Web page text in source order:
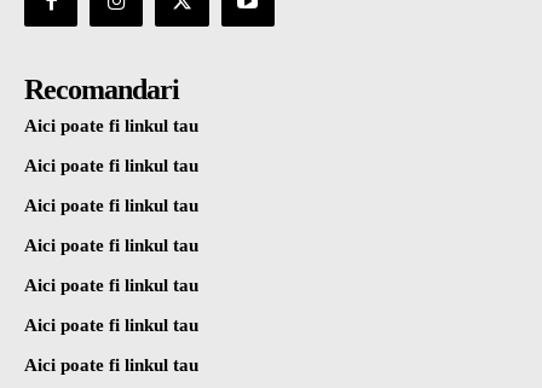
Recomandari
Aici poate fi linkul tau
Aici poate fi linkul tau
Aici poate fi linkul tau
Aici poate fi linkul tau
Aici poate fi linkul tau
Aici poate fi linkul tau
Aici poate fi linkul tau